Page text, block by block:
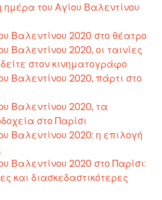
του Αγίου Βαλεντίνου
Βαλεντίνου 2020 στο θέατρο
Βαλεντίνου 2020, οι ταινίες
στον κινηματογράφο
Βαλεντίνου 2020, πάρτι στο
Βαλεντίνου 2020, τα
στο Παρίσι
Βαλεντίνου 2020: η επιλογή
Βαλεντίνου 2020 στο Παρίσι:
και διασκεδαστικότερες